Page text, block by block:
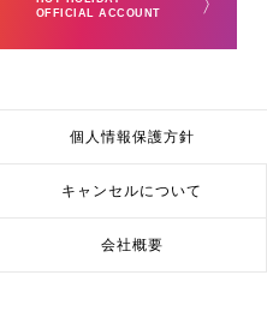
OFFICIAL ACCOUNT
〉
個人情報保護方針
キャンセルについて
会社概要